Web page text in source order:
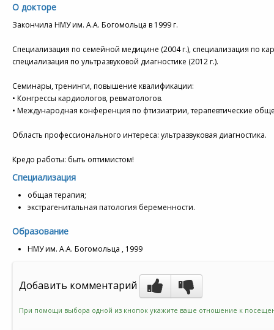
О докторе
Закончила НМУ им. А.А. Богомольца в 1999 г.
Специализация по семейной медицине (2004 г.), специализация по
специализация по ультразвуковой диагностике (2012 г.).
Семинары, тренинги, повышение квалификации:
• Конгрессы кардиологов, ревматологов.
• Международная конференция по фтизиатрии, терапевтические
Область профессионального интереса: ультразвуковая диагностика.
Кредо работы: быть оптимистом!
Специализация
общая терапия;
экстрагенитальная патология беременности.
Образование
НМУ им. А.А. Богомольца , 1999
Добавить комментарий
При помощи выбора одной из кнопок укажите ваше отношение к